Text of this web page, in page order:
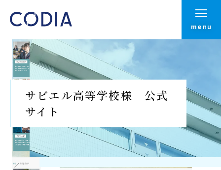
menu
サビエル高等学校様 公式
サイト